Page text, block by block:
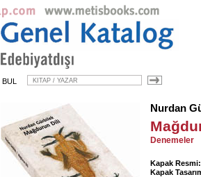
BUL
Nurdan
Denemeler
Kapak Resmi:
Kapak